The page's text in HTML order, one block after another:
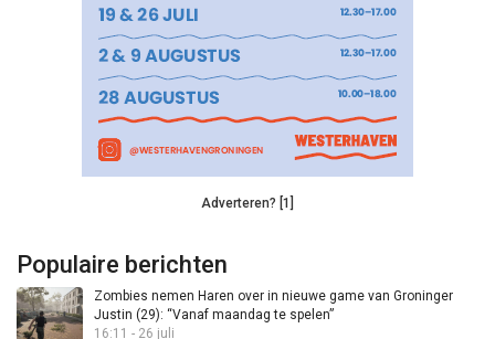
Adverteren? [1]
Populaire berichten
Zombies nemen Haren over in nieuwe game van Groninger
Justin (29): “Vanaf maandag te spelen”
16:11 - 26 juli